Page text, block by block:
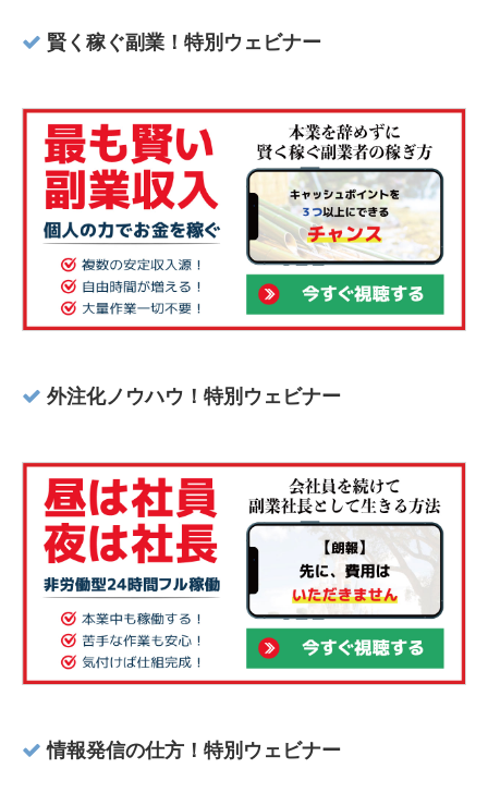
賢く稼ぐ副業！特別ウェビナー
外注化ノウハウ！特別ウェビナー
情報発信の仕方！特別ウェビナー